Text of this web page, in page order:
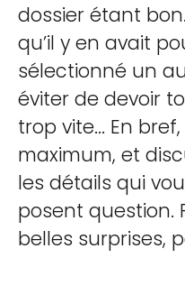
dossier étant
qu’il y en avait
sélectionné un
éviter de devoir
trop vite... En
maximum, et
les détails qui
posent question.
belles surprises,